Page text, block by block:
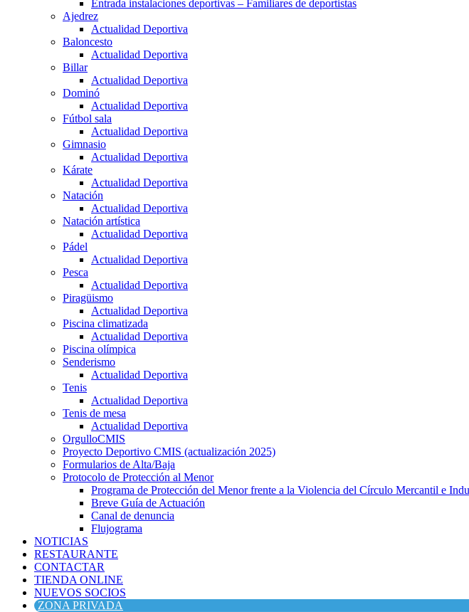
Entrada instalaciones deportivas – Familiares de deportistas
Ajedrez
Actualidad Deportiva
Baloncesto
Actualidad Deportiva
Billar
Actualidad Deportiva
Dominó
Actualidad Deportiva
Fútbol sala
Actualidad Deportiva
Gimnasio
Actualidad Deportiva
Kárate
Actualidad Deportiva
Natación
Actualidad Deportiva
Natación artística
Actualidad Deportiva
Pádel
Actualidad Deportiva
Pesca
Actualidad Deportiva
Piragüismo
Actualidad Deportiva
Piscina climatizada
Actualidad Deportiva
Piscina olímpica
Senderismo
Actualidad Deportiva
Tenis
Actualidad Deportiva
Tenis de mesa
Actualidad Deportiva
OrgulloCMIS
Proyecto Deportivo CMIS (actualización 2025)
Formularios de Alta/Baja
Protocolo de Protección al Menor
Programa de Protección del Menor frente a la Violencia del Círculo Mercantil e
Breve Guía de Actuación
Canal de denuncia
Flujograma
NOTICIAS
RESTAURANTE
CONTACTAR
TIENDA ONLINE
NUEVOS SOCIOS
ZONA PRIVADA